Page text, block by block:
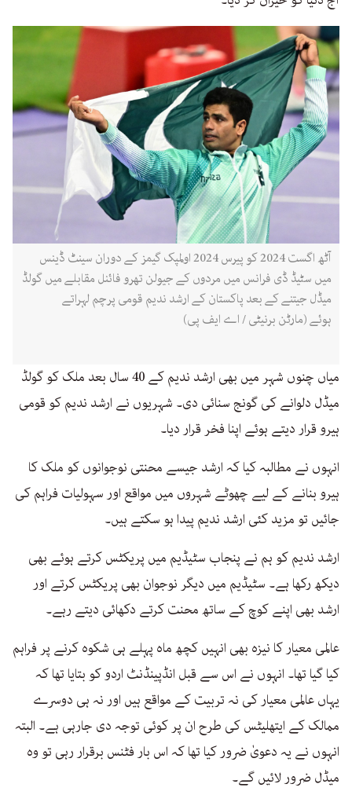
آٹھ اگست 2024 کو پیرس 2024 اولمپک گیمز کے دوران سینٹ ڈینس
میں سٹیڈ ڈی فرانس میں مردوں کے جیولن تھرو فائنل مقابلے میں گولڈ
میڈل جیتنے کے بعد پاکستان کے ارشد ندیم قومی پرچم لہراتے
ہوئے (مارٹن برنیٹی / اے ایف پی)
میاں چنوں شہر میں بھی ارشد ندیم کے 40 سال بعد ملک کو گولڈ
میڈل دلوانے کی گونج سنائی دی۔ شہریوں نے ارشد ندیم کو قومی
ہیرو قرار دیتے ہوئے اپنا فخر قرار دیا۔
انہوں نے مطالبہ کیا کہ ارشد جیسے محنتی نوجوانوں کو ملک کا
ہیرو بنانے کے لیے چھوٹے شہروں میں مواقع اور سہولیات فراہم کی
جائیں تو مزید کئی ارشد ندیم پیدا ہو سکتے ہیں۔
ارشد ندیم کو ہم نے پنجاب سٹیڈیم میں پریکٹس کرتے ہوئے بھی
دیکھ رکھا ہے۔ سٹیڈیم میں دیگر نوجوان بھی پریکٹس کرتے اور
ارشد بھی اپنے کوچ کے ساتھ محنت کرتے دکھائی دیتے رہے۔
عالمی معیار کا نیزہ بھی انہیں کچھ ماہ پہلے ہی شکوہ کرنے پر فراہم
کیا گیا تھا۔ انہوں نے اس سے قبل انڈپینڈنٹ اردو کو بتایا تھا کہ
یہاں عالمی معیار کی نہ تربیت کے مواقع ہیں اور نہ ہی دوسرے
ممالک کے ایتھلیٹس کی طرح ان پر کوئی توجہ دی جارہی ہے۔ البتہ
انہوں نے یہ دعویٰ ضرور کیا تھا کہ اس بار فٹنس برقرار رہی تو وہ
میڈل ضرور لائیں گے۔